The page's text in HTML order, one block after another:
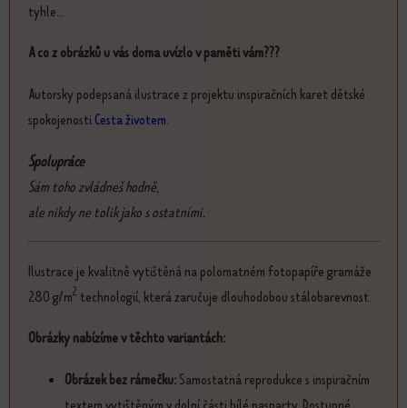
tyhle...
A co z obrázků u vás doma uvízlo v paměti vám???
Autorsky podepsaná ilustrace z projektu inspiračních karet dětské
spokojenostiCesta životem.
Spolupráce
Sám toho zvládneš hodně,
ale nikdy ne tolik jako s ostatními.
Ilustrace je kvalitně vytištěná na polomatném fotopapíře gramáže
280 g/m2 technologií, která zaručuje dlouhodobou stálobarevnost.
Obrázky nabízíme v těchto variantách:
Obrázek bez rámečku:Samostatná reprodukce s inspiračním